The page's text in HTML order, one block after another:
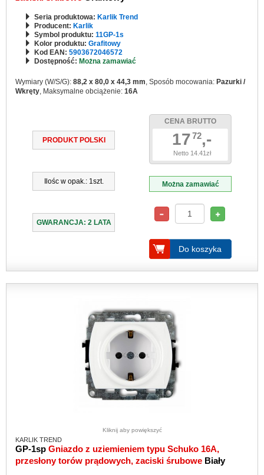
Seria produktowa: Karlik Trend
Producent: Karlik
Symbol produktu: 11GP-1s
Kolor produktu: Grafitowy
Kod EAN: 5903672046572
Dostępność: Można zamawiać
Wymiary (W/S/G): 88,2 x 80,0 x 44,3 mm, Sposób mocowania: Pazurki /
Wkręty, Maksymalne obciążenie: 16A
PRODUKT POLSKI
Ilośc w opak.: 1szt.
GWARANCJA: 2 LATA
CENA BRUTTO
1772,-
Netto 14.41zł
Można zamawiać
Do koszyka
Kliknij aby powiększyć
KARLIK TREND
GP-1sp Gniazdo z uziemieniem typu Schuko 16A,
przesłony torów prądowych, zaciski śrubowe Biały